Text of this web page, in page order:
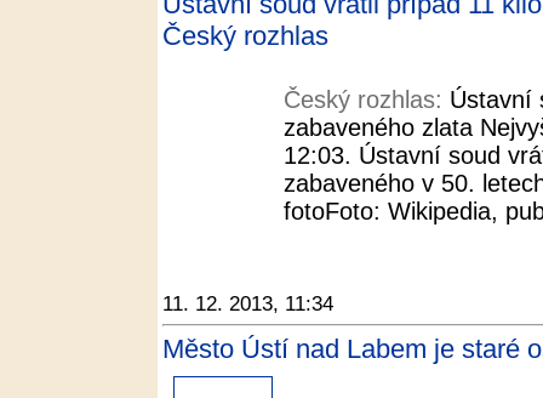
Český rozhlas
Český rozhlas: Ústavní
zabaveného zlata
12:03. Ústavní soud
zabaveného v 50.
fotoFoto: Wikipedia,
11. 12. 2013, 11:34
Město Ústí nad Labem je staré